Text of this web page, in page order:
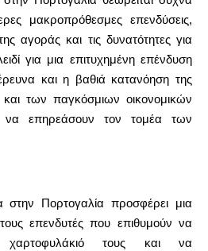
μακροπρόθεσμες επενδύσεις,
αγοράς και τις δυνατότητες για
για μια επιτυχημένη επένδυση
και η βαθιά κατανόηση της
των παγκόσμιων οικονομικών
επηρεάσουν τον τομέα των
στην Πορτογαλία προσφέρει μια
τους επενδυτές που επιθυμούν να
χαρτοφυλάκιό τους και να